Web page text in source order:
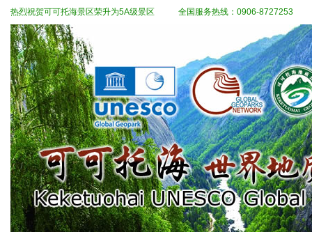
热烈祝贺可可托海景区荣升为5A级景区 全国服务热线：0906-8727253